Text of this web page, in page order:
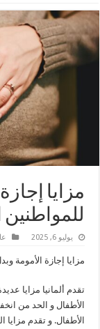
مزايا
للمواطنين
يوليو 6, 2025
مزايا إجازة الأمومة
تقدم ألمانيا مزايا
الأطفال و الحد من
الأطفال. و تقدم مزايا